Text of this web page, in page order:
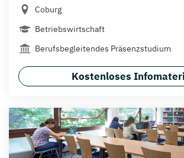
Coburg
Betriebswirtschaft
Berufsbegleitendes Präsenzstudium
Kostenloses